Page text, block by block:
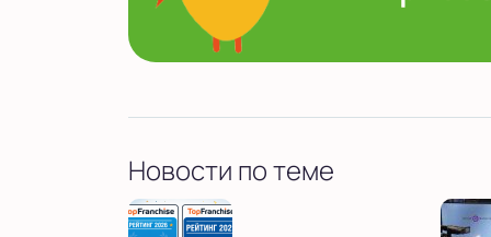
Новости по теме